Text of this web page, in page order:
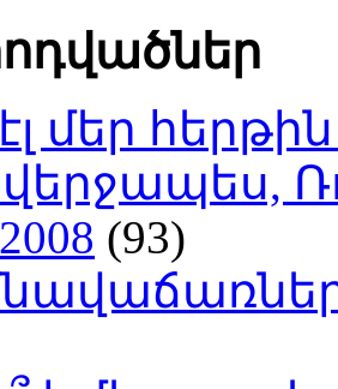
մեր
վերջապես,
(93)